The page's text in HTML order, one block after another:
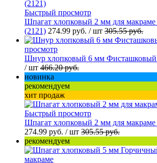
Быстрый просмотр
Шпагат хлопковый 2 мм для
(2121) 274.99 руб. / шт 305.55 руб.
просмотр
Шнур хлопковый 6 мм Фисташковый
/ шт 466.20 руб.
новинка
рекомендуем
хит продаж
Быстрый просмотр
Шпагат хлопковый 2 мм для
274.99 руб. / шт 305.55 руб.
рекомендуем